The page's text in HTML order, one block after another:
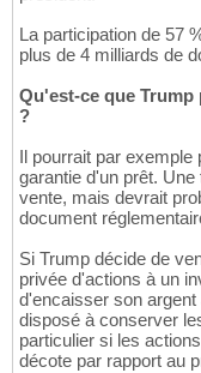
La participation de 57
plus de 4 milliards de
Qu'est-ce que
?
Il pourrait par
garantie d'un prêt.
vente, mais devrait
document
Si Trump décide de
privée d'actions à un
d'encaisser son
disposé à conserver
particulier si les
décote par rapport au